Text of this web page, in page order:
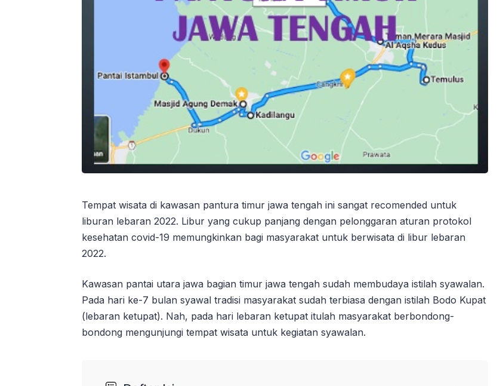
Tempat wisata di kawasan pantura timur jawa tengah ini sangat recomended untuk
liburan lebaran 2022. Libur yang cukup panjang dengan pelonggaran aturan protokol
kesehatan covid-19 memungkinkan bagi masyarakat untuk berwisata di libur lebaran
2022.
Kawasan pantai utara jawa bagian timur jawa tengah sudah membudaya istilah syawalan.
Pada hari ke-7 bulan syawal tradisi masyarakat sudah terbiasa dengan istilah Bodo Kupat
(lebaran ketupat). Nah, pada hari lebaran ketupat itulah masyarakat berbondong-
bondong mengunjungi tempat wisata untuk kegiatan syawalan.